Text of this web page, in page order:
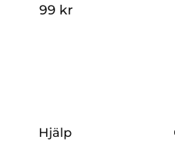
99 kr
Hjälp